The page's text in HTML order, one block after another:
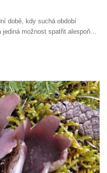
době, kdy suchá období
možnost spatřit alespoň…